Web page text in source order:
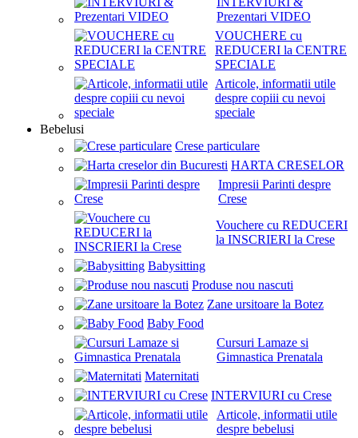
Prezentari VIDEO
VOUCHERE cu
REDUCERI la CENTRE
SPECIALE
Articole, informatii utile
despre copiii cu nevoi
speciale
Bebelusi
Crese particulare
HARTA CRESELOR
Impresii Parinti despre
Crese
Vouchere cu REDUCERI
la INSCRIERI la Crese
Babysitting
Produse nou nascuti
Zane ursitoare la Botez
Baby Food
Cursuri Lamaze si
Gimnastica Prenatala
Maternitati
INTERVIURI cu Crese
Articole, informatii utile
despre bebelusi